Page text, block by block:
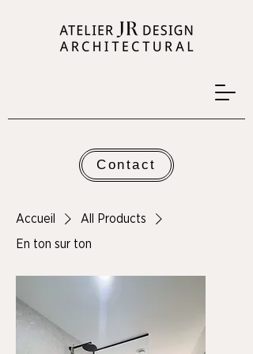
Contact
Accueil
All Products
En ton sur ton